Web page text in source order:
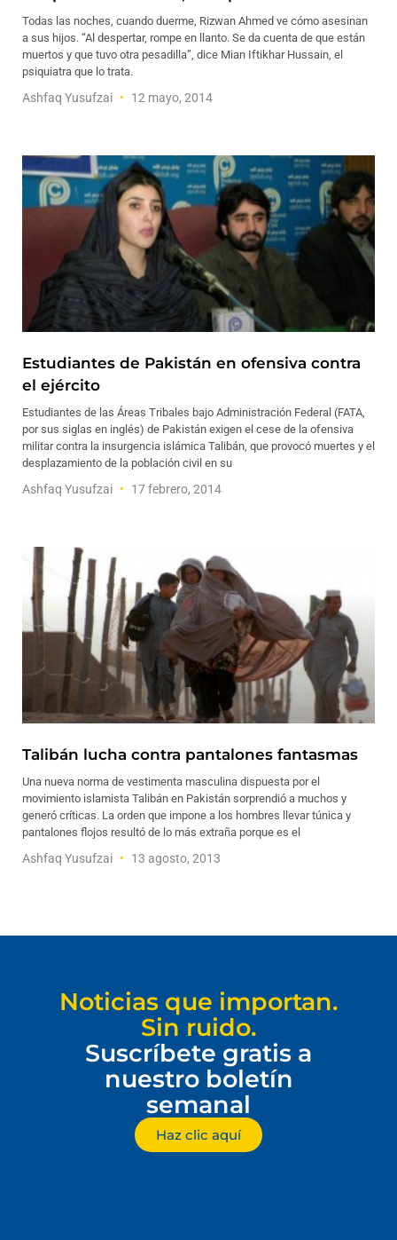
Todas las noches, cuando duerme, Rizwan Ahmed ve cómo asesinan
a sus hijos. “Al despertar, rompe en llanto. Se da cuenta de que están
muertos y que tuvo otra pesadilla”, dice Mian Iftikhar Hussain, el
psiquiatra que lo trata.
Ashfaq Yusufzai 12 mayo, 2014
Estudiantes de Pakistán en ofensiva contra
el ejército
Estudiantes de las Áreas Tribales bajo Administración Federal (FATA,
por sus siglas en inglés) de Pakistán exigen el cese de la ofensiva
militar contra la insurgencia islámica Talibán, que provocó muertes y el
desplazamiento de la población civil en su
Ashfaq Yusufzai 17 febrero, 2014
Talibán lucha contra pantalones fantasmas
Una nueva norma de vestimenta masculina dispuesta por el
movimiento islamista Talibán en Pakistán sorprendió a muchos y
generó críticas. La orden que impone a los hombres llevar túnica y
pantalones flojos resultó de lo más extraña porque es el
Ashfaq Yusufzai 13 agosto, 2013
Noticias que importan.
Sin ruido.
Suscríbete gratis a
nuestro boletín
semanal
Haz clic aquí